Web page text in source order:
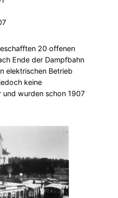
20 offenen
Ende der Dampfbahn
elektrischen Betrieb
keine
und wurden schon 1907